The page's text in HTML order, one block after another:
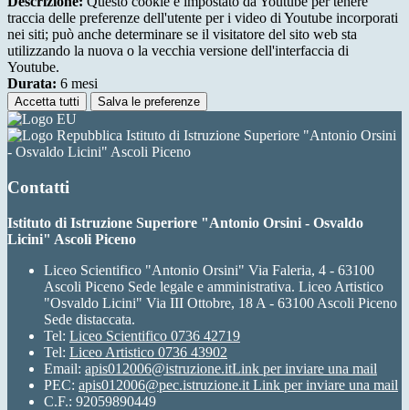
traccia delle preferenze dell'utente per i video di Youtube incorporati
nei siti; può anche determinare se il visitatore del sito web sta
utilizzando la nuova o la vecchia versione dell'interfaccia di
Youtube.
Durata: 6 mesi
Accetta tutti Salva le preferenze
Istituto di Istruzione Superiore "Antonio Orsini
- Osvaldo Licini" Ascoli Piceno
Contatti
Istituto di Istruzione Superiore "Antonio Orsini - Osvaldo
Licini" Ascoli Piceno
Liceo Scientifico "Antonio Orsini" Via Faleria, 4 - 63100
Ascoli Piceno Sede legale e amministrativa. Liceo Artistico
"Osvaldo Licini" Via III Ottobre, 18 A - 63100 Ascoli Piceno
Sede distaccata.
Tel: Liceo Scientifico 0736 42719
Tel: Liceo Artistico 0736 43902
Email: apis012006@istruzione.itLink per inviare una mail
PEC: apis012006@pec.istruzione.it Link per inviare una mail
C.F.: 92059890449